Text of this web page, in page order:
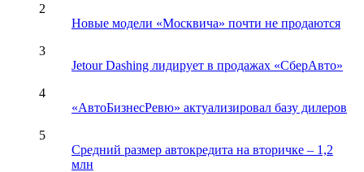
2
Новые модели «Москвича» почти не продаются
3
Jetour Dashing лидирует в продажах «СберАвто»
4
«АвтоБизнесРевю» актуализировал базу дилеров
5
Средний размер автокредита на вторичке – 1,2
млн